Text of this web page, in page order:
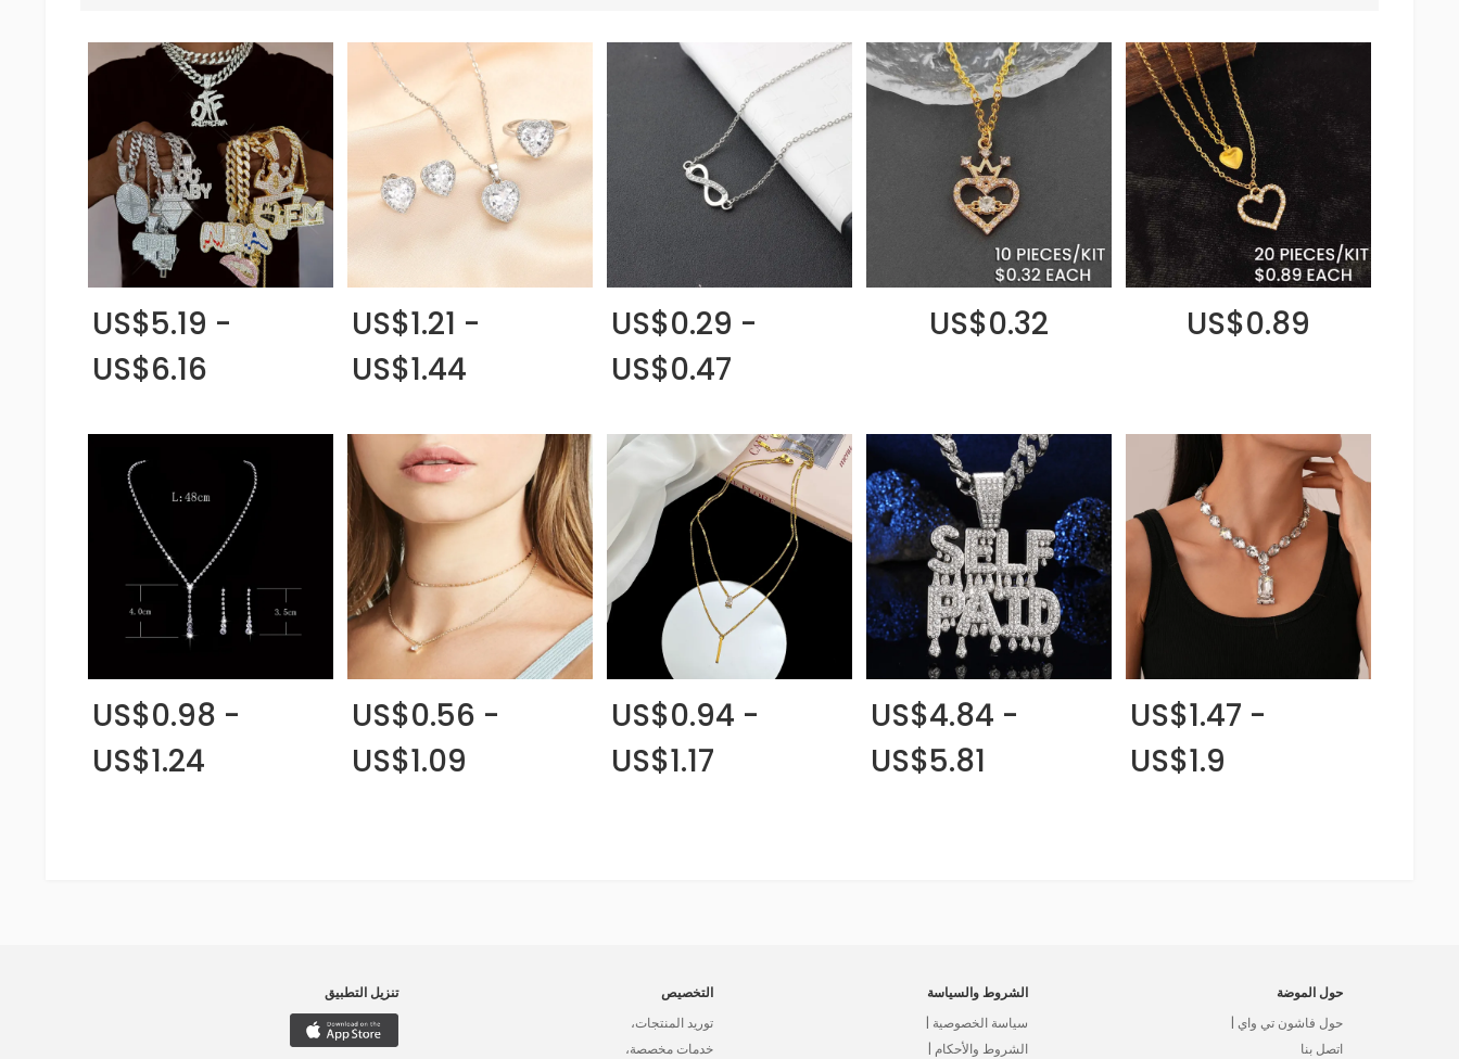
US$0.89
US$0.32
US$0.29 -
US$0.47
US$1.21 -
US$1.44
US$5.19 -
US$6.16
US$1.47 -
US$1.9
US$4.84 -
US$5.81
US$0.94 -
US$1.17
US$0.56 -
US$1.09
US$0.98 -
US$1.24
حول الموضة
حول فاشون تي واي |
اتصل بنا
الشروط والسياسة
سياسة الخصوصية |
الشروط والأحكام |
التخصيص
توريد المنتجات،
خدمات مخصصة،
تنزيل التطبيق